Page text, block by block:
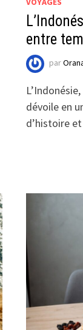
entre
par
dévoile en
d’histoire